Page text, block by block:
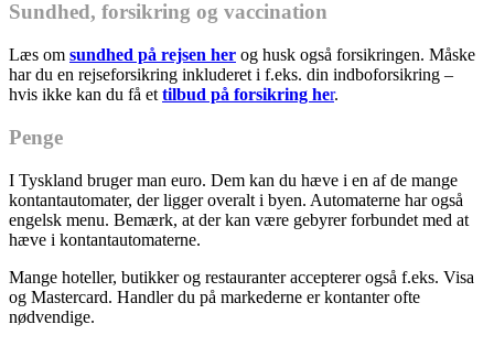
Sundhed, forsikring og vaccination
Læs om sundhed på rejsen her og husk også forsikringen. Måske
har du en rejseforsikring inkluderet i f.eks. din indboforsikring –
hvis ikke kan du få et tilbud på forsikring her.
Penge
I Tyskland bruger man euro. Dem kan du hæve i en af de mange
kontantautomater, der ligger overalt i byen. Automaterne har også
engelsk menu. Bemærk, at der kan være gebyrer forbundet med at
hæve i kontantautomaterne.
Mange hoteller, butikker og restauranter accepterer også f.eks. Visa
og Mastercard. Handler du på markederne er kontanter ofte
nødvendige.